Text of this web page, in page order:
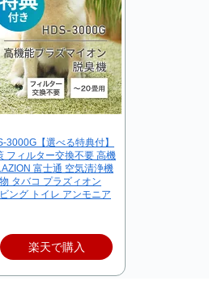
【選べる特典付】
フィルター交換不要 高機
富士通 空気清浄機
タバコ プラズィオン
ング トイレ アンモニア
楽天で購入